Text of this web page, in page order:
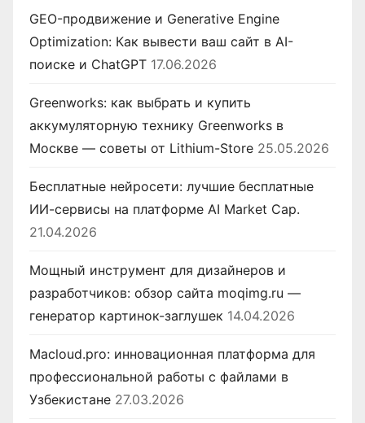
GEO-продвижение и Generative Engine
Optimization: Как вывести ваш сайт в AI-
поиске и ChatGPT 17.06.2026
Greenworks: как выбрать и купить
аккумуляторную технику Greenworks в
Москве — советы от Lithium-Store 25.05.2026
Бесплатные нейросети: лучшие бесплатные
ИИ-сервисы на платформе AI Market Cap.
21.04.2026
Мощный инструмент для дизайнеров и
разработчиков: обзор сайта moqimg.ru —
генератор картинок-заглушек 14.04.2026
Macloud.pro: инновационная платформа для
профессиональной работы с файлами в
Узбекистане 27.03.2026